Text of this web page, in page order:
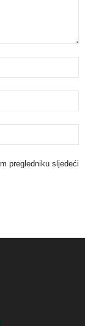
pregledniku sljedeći